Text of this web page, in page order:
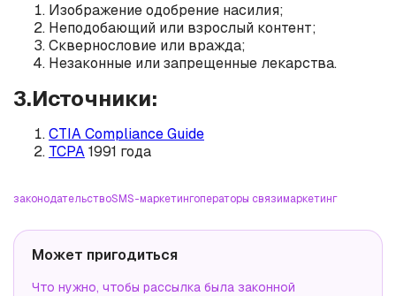
Изображение одобрение насилия;
Неподобающий или взрослый контент;
Сквернословие или вражда;
Незаконные или запрещенные лекарства.
3.Источники:
CTIA Compliance Guide
TCPA1991 года
законодательствоSMS-маркетингоператоры связимаркетинг
Может пригодиться
Что нужно, чтобы рассылка была законной